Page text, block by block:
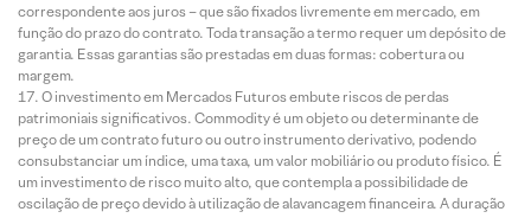
correspondente aos juros – que são fixados livremente em mercado, em
função do prazo do contrato. Toda transação a termo requer um depósito de
garantia. Essas garantias são prestadas em duas formas: cobertura ou
margem.
O investimento em Mercados Futuros embute riscos de perdas
patrimoniais significativos. Commodity é um objeto ou determinante de
preço de um contrato futuro ou outro instrumento derivativo, podendo
consubstanciar um índice, uma taxa, um valor mobiliário ou produto físico. É
um investimento de risco muito alto, que contempla a possibilidade de
oscilação de preço devido à utilização de alavancagem financeira. A duração